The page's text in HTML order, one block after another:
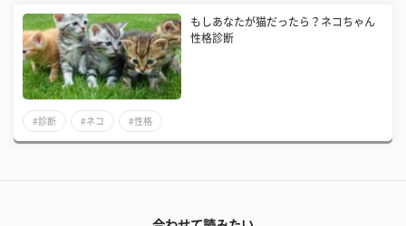
もしあなたが猫だったら？ネコちゃん
性格診断
#診断 #ネコ #性格